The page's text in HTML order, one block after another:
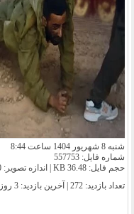
شنبه 8 شهریور 1404 ساعت 8:44
شماره فایل: 557753
حجم فایل: 36.48 KB | اندازه تصویر: 640 * 431
تعداد بازدید: 272 | آخرین بازدید:
3 روز پیش